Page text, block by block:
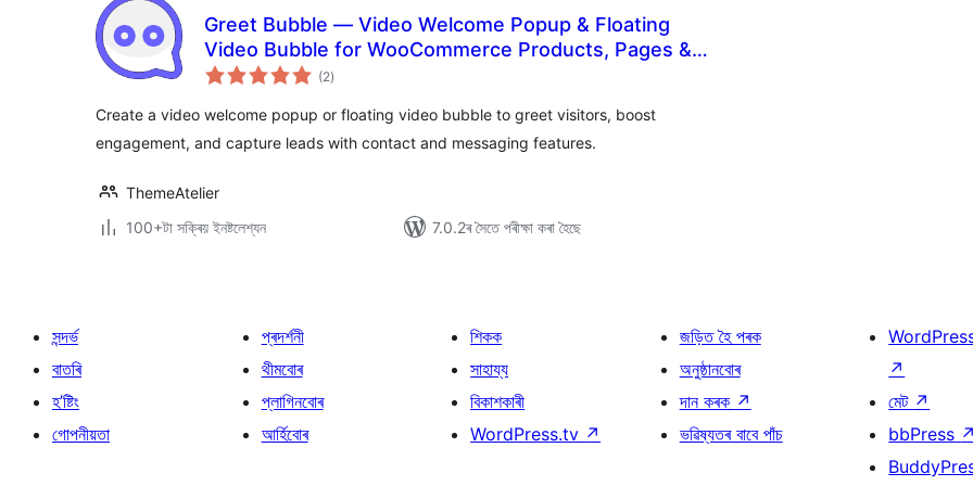
Greet Bubble — Video Welcome Popup & Floating
Video Bubble for WooCommerce Products, Pages &
Custom Posts
(2টা
মুঠ)
Create a video welcome popup or floating video bubble to greet visitors, boost
engagement, and capture leads with contact and messaging features.
ThemeAtelier
100+টা সক্ৰিয় ইনষ্টলেশ্যন
7.0.2ৰ সৈতে পৰীক্ষা কৰা হৈছে
সন্দৰ্ভ
বাতৰি
হ’ষ্টিং
গোপনীয়তা
প্ৰদৰ্শনী
থীমবোৰ
প্লাগিনবোৰ
আৰ্হিবোৰ
শিকক
সাহায্য
বিকাশকাৰী
WordPress.tv ↗
জড়িত হৈ পৰক
অনুষ্ঠানবোৰ
দান কৰক ↗
ভৱিষ্যতৰ বাবে পাঁচ
↗
মেট ↗
bbPress ↗